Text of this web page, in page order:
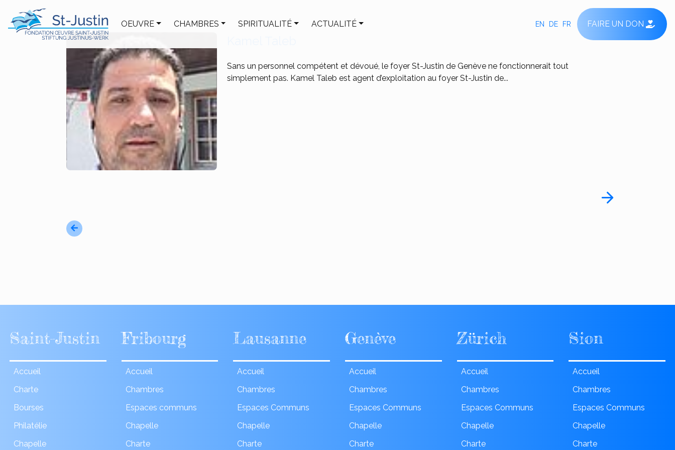
OEUVRE CHAMBRES SPIRITUALITÉ ACTUALITÉ EN DE FR FAIRE UN DON
Sans un personnel compétent et dévoué, le foyer St-Justin de Genève ne fonctionnerait tout
simplement pas. Kamel Taleb est agent d’exploitation au foyer St-Justin de...
Saint-Justin
Accueil
Charte
Bourses
Philatélie
Chapelle
Fribourg
Accueil
Chambres
Espaces communs
Chapelle
Charte
Lausanne
Accueil
Chambres
Espaces Communs
Chapelle
Charte
Genève
Accueil
Chambres
Espaces Communs
Chapelle
Charte
Zürich
Accueil
Chambres
Espaces Communs
Chapelle
Charte
Sion
Accueil
Chambres
Espaces Communs
Chapelle
Charte